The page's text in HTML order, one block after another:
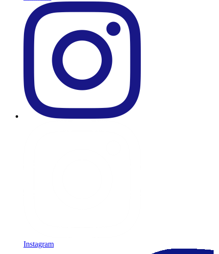
Instagram